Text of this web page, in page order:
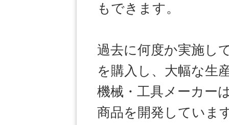
もできます。
過去に何度か実施し
を購入し、大幅な生
機械・工具メーカー
商品を開発していま